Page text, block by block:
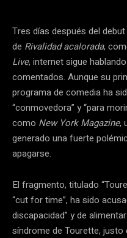
Tres días después del
de Rivalidad acalorada,
Live, internet sigue
comentados. Aunque su
programa de comedia ha
“conmovedora” y “para
como New York Magazine,
generado una fuerte
apagarse.
El fragmento, titulado
“cut for time”, ha sido
discapacidad” y de
síndrome de Tourette, justo